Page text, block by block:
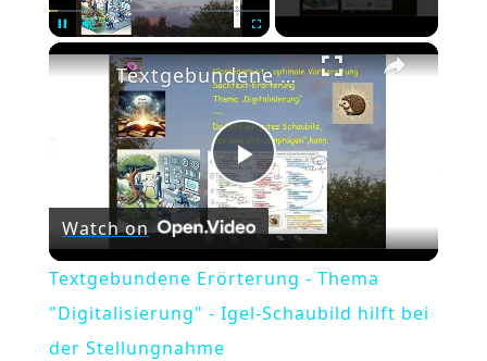
×
Play
Video
Textgebundene Erörterung - Thema "Digitalisierung" - Igel-Schaubild hilft bei der Stellungnahme
Watch on
Textgebundene Erörterung - Thema
"Digitalisierung" - Igel-Schaubild hilft bei
der Stellungnahme